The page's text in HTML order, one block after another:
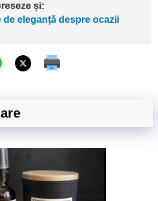
și:
eleganță despre ocazii